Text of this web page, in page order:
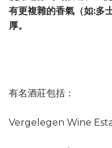
有更複雜的香氣（如:多
厚。
有名酒莊包括：
Vergelegen Wine